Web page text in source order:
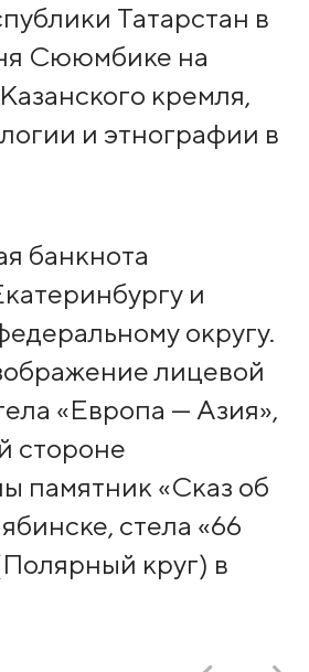
Татарстан в
Сююмбике на
кремля,
и этнографии в
банкнота
и
округу.
лицевой
«Европа — Азия»,
стороне
памятник «Сказ об
стела «66
круг) в